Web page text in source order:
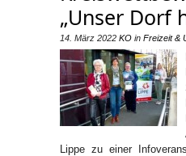
„Unser Dorf
14. März 2022 KO in Freizeit &
Lippe zu einer